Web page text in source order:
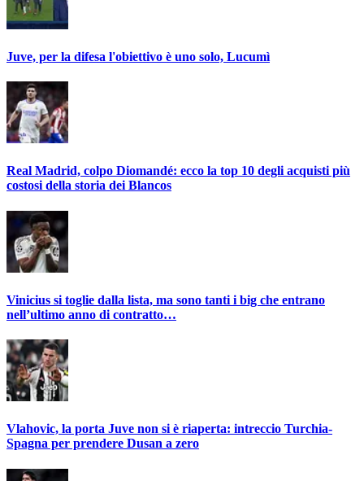
Juve, per la difesa l'obiettivo è uno solo, Lucumì
Real Madrid, colpo Diomandé: ecco la top 10 degli acquisti più
costosi della storia dei Blancos
Vinicius si toglie dalla lista, ma sono tanti i big che entrano
nell’ultimo anno di contratto…
Vlahovic, la porta Juve non si è riaperta: intreccio Turchia-
Spagna per prendere Dusan a zero